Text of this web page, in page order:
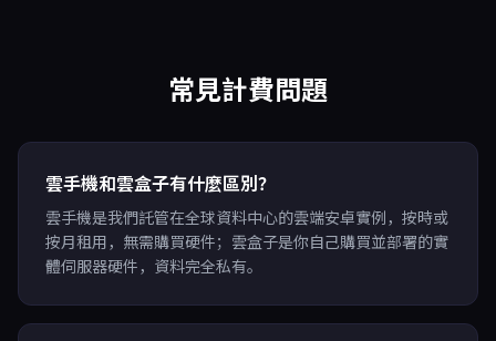
常見計費問題
雲手機和雲盒子有什麼區別？
雲手機是我們託管在全球資料中心的雲端安卓實例，按時或
按月租用，無需購買硬件；雲盒子是你自己購買並部署的實
體伺服器硬件，資料完全私有。